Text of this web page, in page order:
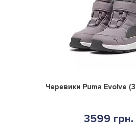
Черевики Puma Evolve
3599 грн.